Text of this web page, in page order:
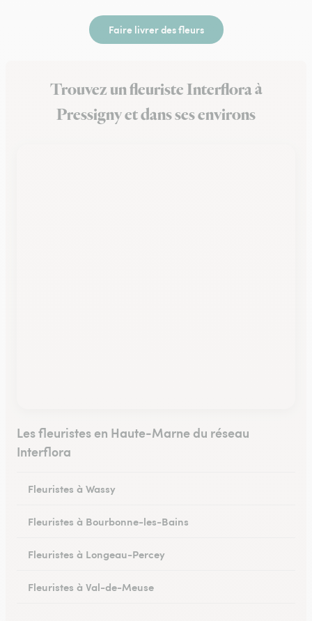
Faire livrer des fleurs
Trouvez un fleuriste Interflora à
Pressigny et dans ses environs
Les fleuristes en Haute-Marne du réseau
Interflora
Fleuristes à Wassy
Fleuristes à Bourbonne-les-Bains
Fleuristes à Longeau-Percey
Fleuristes à Val-de-Meuse